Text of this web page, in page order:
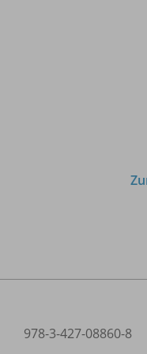
978-3-427-08860-8